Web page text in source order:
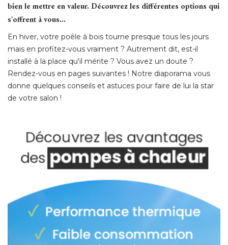
bien le mettre en valeur. Découvrez les différentes options qui
s'offrent à vous...
En hiver, votre poêle à bois tourne presque tous les jours
mais en profitez-vous vraiment ? Autrement dit, est-il
installé à la place qu'il mérite ? Vous avez un doute ?
Rendez-vous en pages suivantes ! Notre diaporama vous
donne quelques conseils et astuces pour faire de lui la star
de votre salon !